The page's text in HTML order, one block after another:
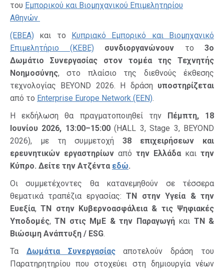
του Εμπορικού και Βιομηχανικού Επιμελητηρίου
Αθηνών
(ΕΒΕΑ) και το
Κυπριακό Εμπορικό και Βιομηχανικό
Επιμελητήριο (ΚΕΒΕ)
συνδιοργανώνουν το 3ο
Δωμάτιο Συνεργασίας στον τομέα της Τεχνητής
Νοημοσύνης, στο πλαίσιο της διεθνούς έκθεσης
τεχνολογίας BEYOND 2026. Η δράση υποστηρίζεται
από το Enterprise Europe Network (EEN).
Η εκδήλωση θα πραγματοποιηθεί την
Πέμπτη, 18
Ιουνίου 2026, 13:00–15:00(HALL 3, Stage 3, BEYOND
2026), με τη συμμετοχή 38 επιχειρήσεων και
ερευνητικών εργαστηρίων από την Ελλάδα και την
Κύπρο. Δείτε την Ατζέντα εδώ.
Οι συμμετέχοντες θα κατανεμηθούν σε τέσσερα
θεματικά τραπέζια εργασίας:ΤΝ στην Υγεία & την
Ευεξία,ΤΝ στην Κυβερνοασφάλεια & τις Ψηφιακές
Υποδομές,ΤΝ στις ΜμΕ & την Παραγωγήκαι ΤΝ &
Βιώσιμη Ανάπτυξη / ESG.
Τα Δωμάτια Συνεργασίαςαποτελούν δράση του
Παρατηρητηρίου που στοχεύει στη δημιουργία νέων